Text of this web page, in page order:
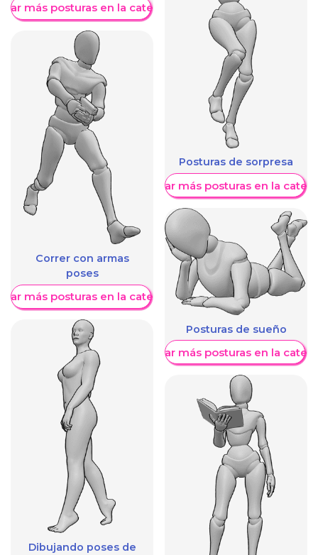
más posturas en la categoría
Correr con armas
poses
más posturas en la categoría
Dibujando poses de
Posturas de sorpresa
Mostrar más posturas en la
Posturas de sueño
Mostrar más posturas en la